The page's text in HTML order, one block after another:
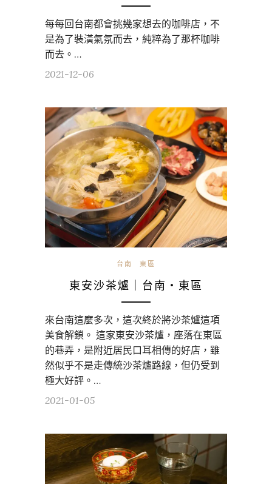
每每回台南都會挑幾家想去的咖啡店，不
是為了裝潢氣氛而去，純粹為了那杯咖啡
而去。…
2021-12-06
台南 東區
東安沙茶爐｜台南・東區
來台南這麼多次，這次終於將沙茶爐這項
美食解鎖。 這家東安沙茶爐，座落在東區
的巷弄，是附近居民口耳相傳的好店，雖
然似乎不是走傳統沙茶爐路線，但仍受到
極大好評。…
2021-01-05